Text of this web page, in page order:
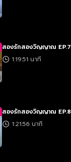
สองรักสองวิญญาณ EP.7
1:19:51 นาที
สองรักสองวิญญาณ EP.8
1:21:56 นาที